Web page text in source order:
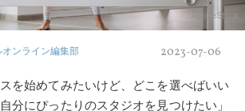
AdobeStock
オンライン編集部 2023-07-06
を始めてみたいけど、どこを選べばいい
分にぴったりのスタジオを見つけたい」